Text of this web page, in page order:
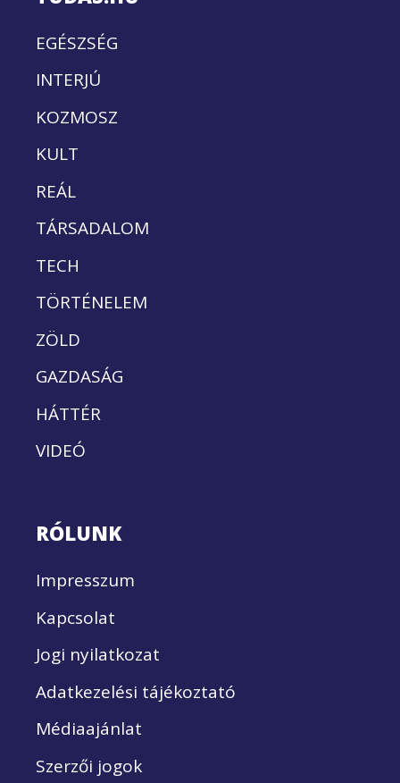
EGÉSZSÉG
INTERJÚ
KOZMOSZ
KULT
REÁL
TÁRSADALOM
TECH
TÖRTÉNELEM
ZÖLD
GAZDASÁG
HÁTTÉR
VIDEÓ
RÓLUNK
Impresszum
Kapcsolat
Jogi nyilatkozat
Adatkezelési tájékoztató
Médiaajánlat
Szerzői jogok